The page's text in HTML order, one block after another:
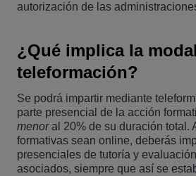
autorización de las
¿Qué implica la
teleformación?
Se podrá impartir mediante
parte presencial de la acción
menoral 20% de su duración total.
formativas sean online, deberás
presenciales de tutoría y
asociados, siempre que así se